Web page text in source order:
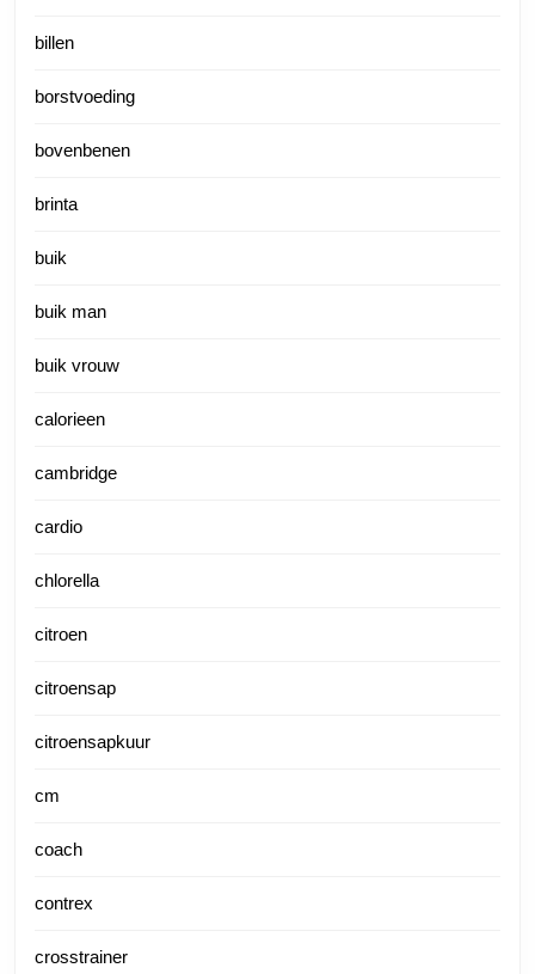
billen
borstvoeding
bovenbenen
brinta
buik
buik man
buik vrouw
calorieen
cambridge
cardio
chlorella
citroen
citroensap
citroensapkuur
cm
coach
contrex
crosstrainer